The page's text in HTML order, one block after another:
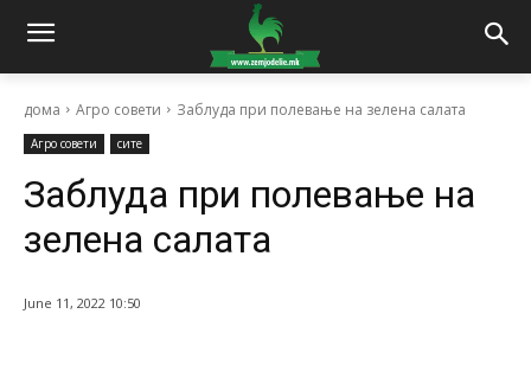
дома Агро совети Заблуда при полевање на зелена салата
Агро совети сите
Заблуда при полевање на
зелена салата
June 11, 2022 10:50